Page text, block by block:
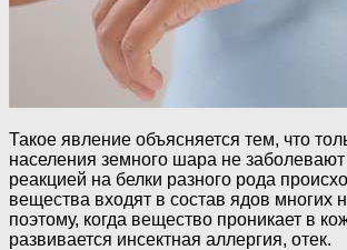
Такое явление объясняется тем, что
населения земного шара не заболевают
реакцией на белки разного рода
вещества входят в состав ядов многих
поэтому, когда вещество проникает в
развивается инсектная аллергия, отек.